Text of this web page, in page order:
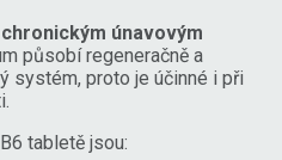
chronickým únavovým
působí regeneračně a
systém, proto je účinné i při
tabletě jsou: